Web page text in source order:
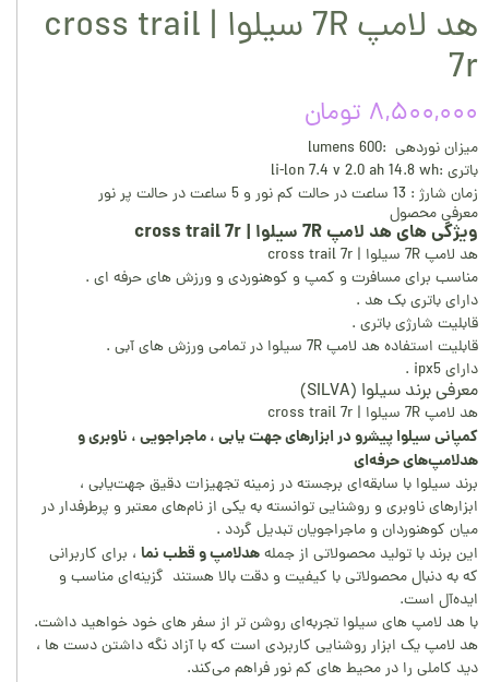
هد لامپ 7R سیلوا | cross trail
7r
۸,۵۰۰,۰۰۰ تومان
میزان نوردهی :600 lumens
باتری :li-lon 7.4 v 2.0 ah 14.8 wh
زمان شارژ : 13 ساعت در حالت کم نور و 5 ساعت در حالت پر نور
معرفی محصول
ویژگی های هد لامپ 7R سیلوا | cross trail 7r
هد لامپ 7R سیلوا | cross trail 7r
مناسب برای مسافرت و کمپ و کوهنوردی و ورزش های حرفه ای .
دارای باتری بک هد .
قابلیت شارژی باتری .
قابلیت استفاده هد لامپ 7R سیلوا در تمامی ورزش های آبی .
دارای ipx5 .
معرفی برند سیلوا (SILVA)
هد لامپ 7R سیلوا | cross trail 7r
کمپانی سیلوا پیشرو در ابزارهای جهت یابی ، ماجراجویی ، ناوبری و
هدلامپ‌های حرفه‌ای
برند سیلوا با سابقه‌ای برجسته در زمینه تجهیزات دقیق جهت‌یابی ،
ابزارهای ناوبری و روشنایی توانسته به یکی از نام‌های معتبر و پرطرفدار در
میان کوهنوردان و ماجراجویان تبدیل گردد .
این برند با تولید محصولاتی از جملههدلامپ و قطب نما ، برای کاربرانی
که به دنبال محصولاتی با کیفیت و دقت بالا هستند گزینه‌ای مناسب و
ایده‌آل است.
با هد لامپ های سیلوا تجربه‌ای روشن تر از سفر های خود خواهید داشت.
هد لامپ یک ابزار روشنایی کاربردی است که با آزاد نگه داشتن دست ها ،
دید کاملی را در محیط‌ های کم ‌نور فراهم می‌کند.